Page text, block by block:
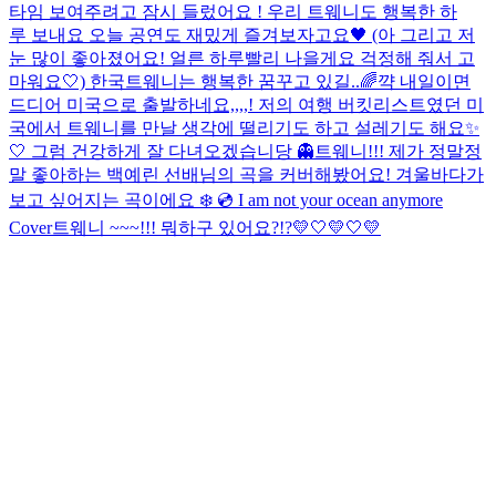
타임 보여주려고 잠시 들렀어요 ! 우리 트웨니도 행복한 하
루 보내요 오늘 공연도 재밌게 즐겨보자고요🖤 (아 그리고 저
눈 많이 좋아졌어요! 얼른 하루빨리 나을게요 걱정해 줘서 고
마워요🤍) 한국트웨니는 행복한 꿈꾸고 있길..🌈꺅 내일이면
드디어 미국으로 출발하네요,,,,! 저의 여행 버킷리스트였던 미
국에서 트웨니를 만날 생각에 떨리기도 하고 설레기도 해요✨
🤍 그럼 건강하게 잘 다녀오겠습니당 👻 트웨니!!! 제가 정말정
말 좋아하는 백예린 선배님의 곡을 커버해봤어요! 겨울바다가
보고 싶어지는 곡이에요 ❄️ 💿 I am not your ocean anymore
Cover트웨니 ~~~!!! 뭐하구 있어요?!?💛🤍💛🤍💛